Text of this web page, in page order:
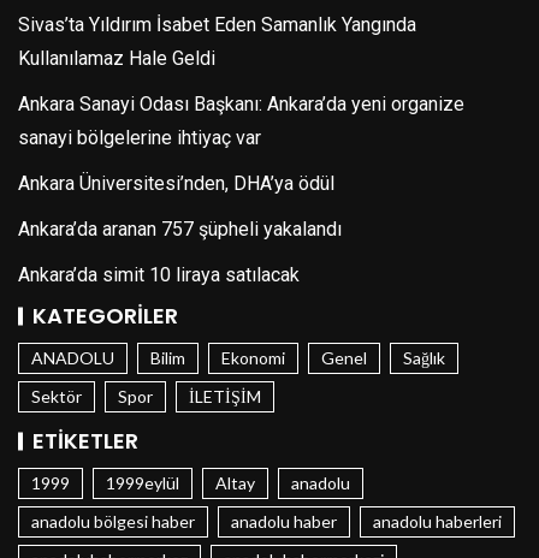
Sivas’ta Yıldırım İsabet Eden Samanlık Yangında
Kullanılamaz Hale Geldi
Ankara Sanayi Odası Başkanı: Ankara’da yeni organize
sanayi bölgelerine ihtiyaç var
Ankara Üniversitesi’nden, DHA’ya ödül
Ankara’da aranan 757 şüpheli yakalandı
Ankara’da simit 10 liraya satılacak
KATEGORILER
ANADOLU Bilim Ekonomi Genel
Sağlık
Sektör
Spor İLETİŞİM
ETIKETLER
1999 1999eylül Altay
anadolu
anadolu bölgesi haber
anadolu haber
anadolu haberleri